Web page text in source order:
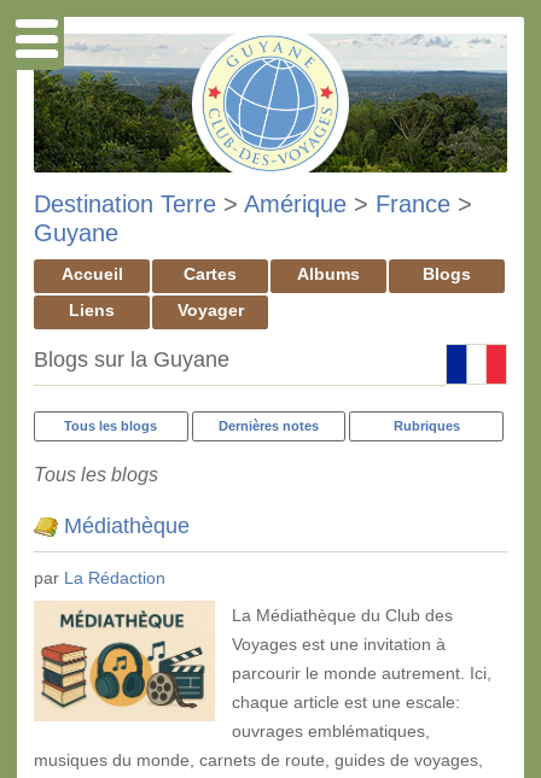
Destination Terre > Amérique > France >
Guyane
Accueil Cartes Albums
Blogs
Liens
Voyager
Blogs sur la Guyane
Tous les blogs Dernières notes Rubriques
Tous les blogs
Médiathèque
par La Rédaction
La Médiathèque du Club des
Voyages est une invitation à
parcourir le monde autrement. Ici,
chaque article est une escale:
ouvrages emblématiques,
musiques du monde, carnets de route, guides de voyages,